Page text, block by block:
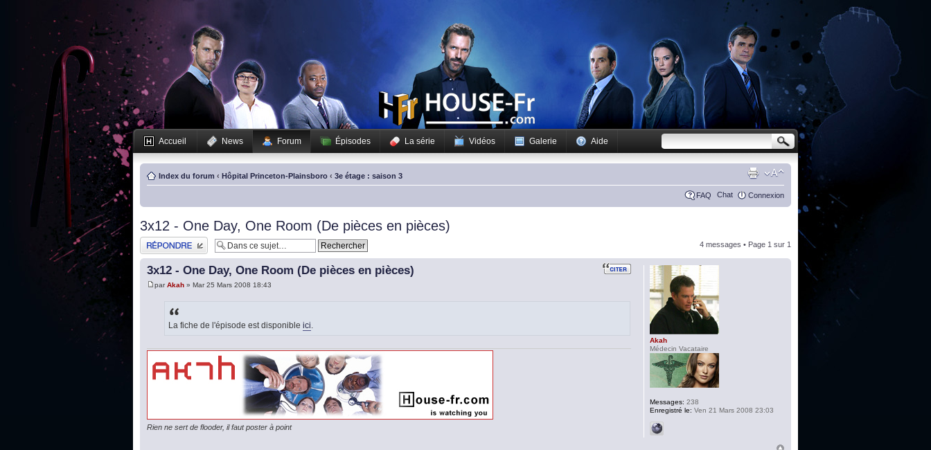
Accueil News Forum Épisodes La série Vidéos Galerie Aide
Index du forum ‹ Hôpital Princeton-Plainsboro ‹ 3e étage : saison 3
FAQ Chat Connexion
3x12 - One Day, One Room (De pièces en pièces)
Publier une réponse 4 messages • Page 1 sur 1
3x12 - One Day, One Room (De pièces en pièces)
parAkah » Mar 25 Mars 2008 18:43
La fiche de l'épisode est disponible ici.
Rien ne sert de flooder, il faut poster à point
Akah
Médecin Vacataire
Messages: 238
Enregistré le: Ven 21 Mars 2008 23:03